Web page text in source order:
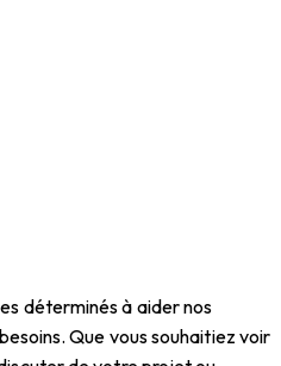
déterminés à aider nos
Que vous souhaitiez voir